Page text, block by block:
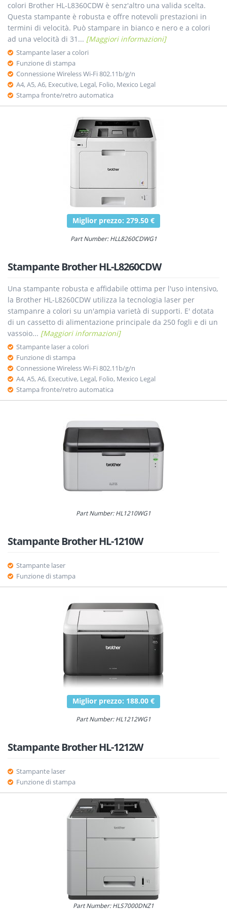
colori Brother HL-L8360CDW è senz'altro una valida scelta.
Questa stampante è robusta e offre notevoli prestazioni in
termini di velocità. Può stampare in bianco e nero e a colori
ad una velocità di 31... [Maggiori informazioni]
Stampante laser a colori
Funzione di stampa
Connessione Wireless Wi-Fi 802.11b/g/n
A4, A5, A6, Executive, Legal, Folio, Mexico Legal
Stampa fronte/retro automatica
Miglior prezzo: 279.50 €
Part Number: HLL8260CDWG1
Stampante Brother HL-L8260CDW
Una stampante robusta e affidabile ottima per l'uso intensivo,
la Brother HL-L8260CDW utilizza la tecnologia laser per
stampanre a colori su un'ampia varietà di supporti. E' dotata
di un cassetto di alimentazione principale da 250 fogli e di un
vassoio... [Maggiori informazioni]
Stampante laser a colori
Funzione di stampa
Connessione Wireless Wi-Fi 802.11b/g/n
A4, A5, A6, Executive, Legal, Folio, Mexico Legal
Stampa fronte/retro automatica
Part Number: HL1210WG1
Stampante Brother HL-1210W
Stampante laser
Funzione di stampa
Miglior prezzo: 188.00 €
Part Number: HL1212WG1
Stampante Brother HL-1212W
Stampante laser
Funzione di stampa
Part Number: HLS7000DNZ1